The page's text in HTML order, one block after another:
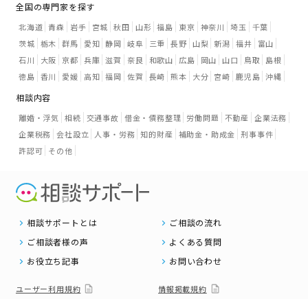
全国の専門家を探す
北海道 青森 岩手 宮城 秋田 山形 福島 東京 神奈川 埼玉
千葉
茨城 栃木 群馬 愛知 静岡 岐阜 三重 長野 山梨 新潟 福井
富山
石川
大阪 京都 兵庫 滋賀 奈良 和歌山 広島 岡山 山口 鳥取
島根
徳島 香川 愛媛 高知 福岡 佐賀 長崎 熊本 大分 宮崎 鹿児島 沖縄
相談内容
離婚・浮気 相続 交通事故 借金・債務整理 労働問題 不動産 企業法務
企業税務 会社設立 人事・労務 知的財産 補助金・助成金 刑事事件
許認可 その他
相談サポートとは
ご相談の流れ
ご相談者様の声
よくある質問
お役立ち記事
お問い合わせ
ユーザー利用規約 情報掲載規約